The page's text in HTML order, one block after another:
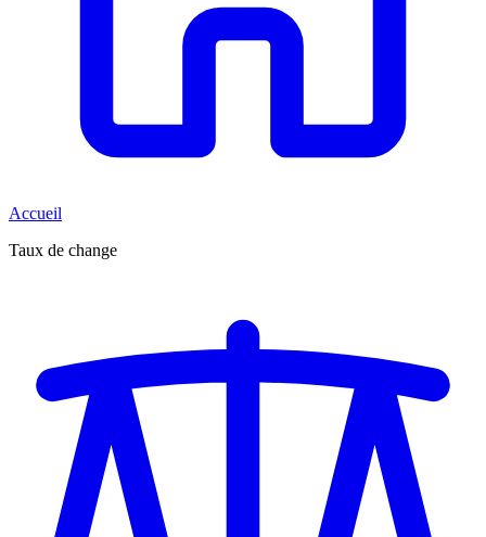
Accueil
Taux de change